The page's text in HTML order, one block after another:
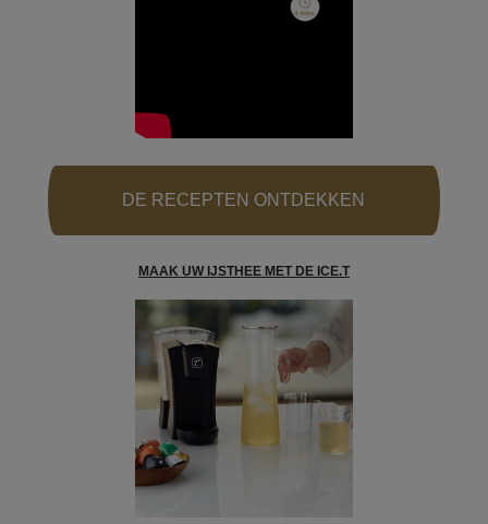
DE RECEPTEN ONTDEKKEN
MAAK UW IJSTHEE MET DE ICE.T